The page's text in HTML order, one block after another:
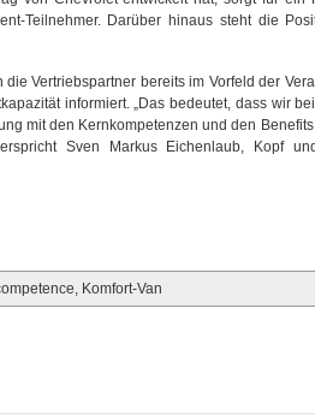
Teilnehmer. Darüber hinaus steht die
Vertriebspartner bereits im Vorfeld der
informiert. „Das bedeutet, dass wir
mit den Kernkompetenzen und den
Sven Markus Eichenlaub, Kopf
, Komfort-Van